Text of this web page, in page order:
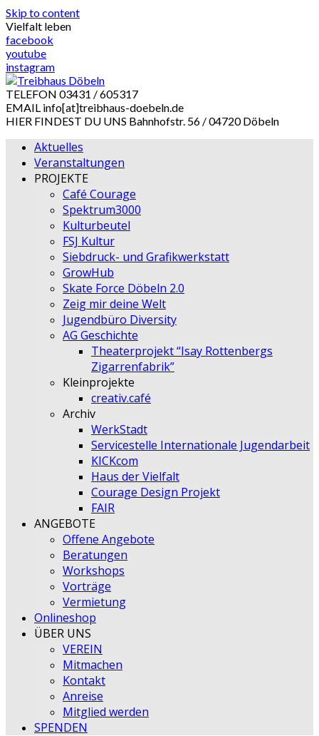
Skip to content
Vielfalt leben
facebook
youtube
instagram
TELEFON 03431 / 605317
EMAIL info[at]treibhaus-doebeln.de
HIER FINDEST DU UNS Bahnhofstr. 56 / 04720 Döbeln
Aktuelles
Veranstaltungen
PROJEKTE
Café Courage
Spektrum3000
Kulturbeutel
FSJ Kultur
Siebdruck- und Grafikwerkstatt
GrowHub
Skate Force Döbeln 2.0
Zeig mir deine Welt
Jugendbüro Diversity
AG Geschichte
Theaterprojekt “Isay Rottenbergs
Zigarrenfabrik”
Kleinprojekte
creativ.café
Archiv
WerkStadt
Servicestelle Internationale Jugendarbeit
KICKcom
Haus der Vielfalt
Courage Design Projekt
FAIR
ANGEBOTE
Offene Angebote
Beratungen
Workshops
Vorträge
Vermietung
Onlineshop
ÜBER UNS
VEREIN
Mitmachen
Kontakt
Anreise
Mitglied werden
SPENDEN